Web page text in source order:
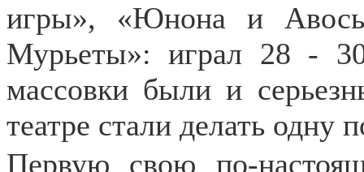
игры», «Юнона и
Мурьеты»: играл 28 -
массовки были и
театре стали делать одну
Первую свою по-